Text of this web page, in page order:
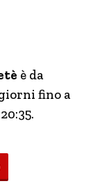
è da
fino a